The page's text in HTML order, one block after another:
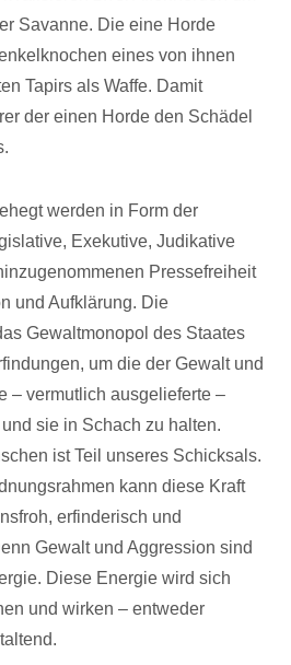
Savanne. Die eine Horde
eines von ihnen
Tapirs als Waffe. Damit
der einen Horde den Schädel
werden in Form der
Exekutive, Judikative
Pressefreiheit
und Aufklärung. Die
Gewaltmonopol des Staates
um die der Gewalt und
– vermutlich ausgelieferte –
sie in Schach zu halten.
ist Teil unseres Schicksals.
kann diese Kraft
erfinderisch und
Gewalt und Aggression sind
Diese Energie wird sich
und wirken – entweder